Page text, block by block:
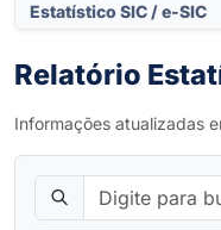
Estatístico SIC / e-SIC
Relatório
Informações atualizadas